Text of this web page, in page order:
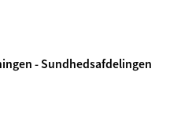
- Sundhedsafdelingen